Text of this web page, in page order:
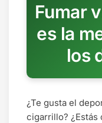
Fumar
es la
los
¿Te gusta el
cigarrillo? ¿Estás